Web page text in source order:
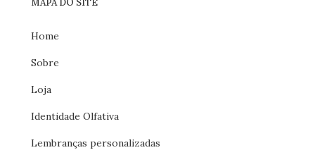
Home
Sobre
Loja
Identidade Olfativa
Lembranças personalizadas